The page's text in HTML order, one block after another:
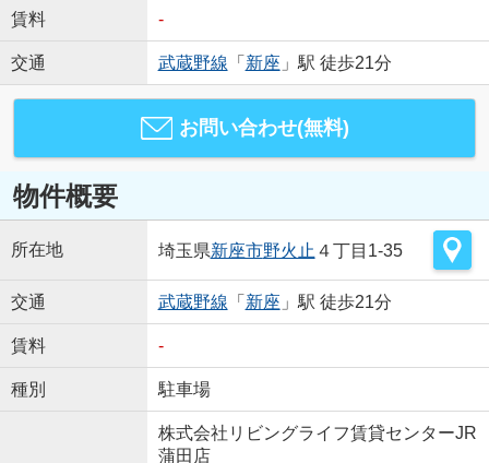
賃料 -
交通 武蔵野線 「 新座 」駅 徒歩21分
お問い合わせ(無料)
物件概要
所在地 埼玉県新座市野火止 ４丁目1-35
交通 武蔵野線 「 新座 」駅 徒歩21分
賃料 -
種別 駐車場
株式会社リビングライフ賃貸センターJR
蒲田店